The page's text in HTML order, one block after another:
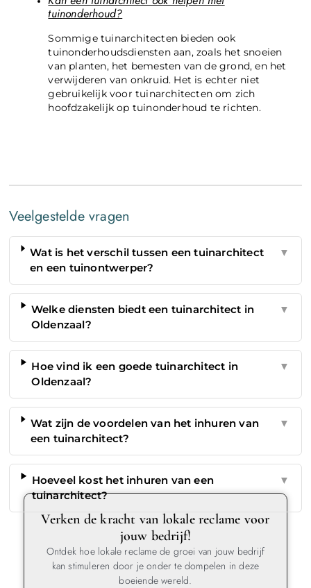
tuinonderhoud?
Sommige tuinarchitecten bieden ook
tuinonderhoudsdiensten aan, zoals het snoeien
van planten, het bemesten van de grond, en het
verwijderen van onkruid. Het is echter niet
gebruikelijk voor tuinarchitecten om zich
hoofdzakelijk op tuinonderhoud te richten.
Veelgestelde vragen
Wat is het verschil tussen een tuinarchitect
en een tuinontwerper?
▼
Welke diensten biedt een tuinarchitect in
Oldenzaal?
▼
Hoe vind ik een goede tuinarchitect in
Oldenzaal?
▼
Wat zijn de voordelen van het inhuren van
een tuinarchitect?
▼
Hoeveel kost het inhuren van een
tuinarchitect?
▼
Verken de kracht van lokale reclame voor
jouw bedrijf!
Ontdek hoe lokale reclame de groei van jouw bedrijf
kan stimuleren door je onder te dompelen in deze
boeiende wereld.